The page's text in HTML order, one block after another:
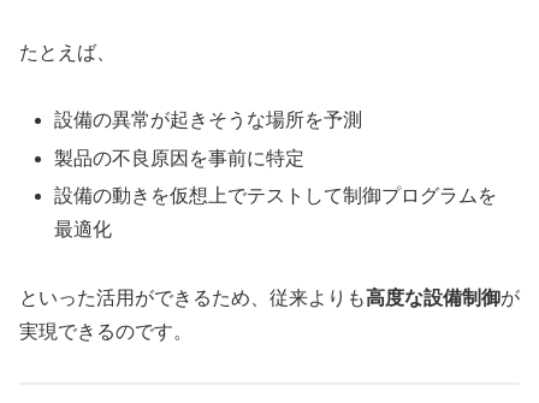
たとえば、
設備の異常が起きそうな場所を予測
製品の不良原因を事前に特定
設備の動きを仮想上でテストして制御プログラムを
最適化
といった活用ができるため、従来よりも高度な設備制御が
実現できるのです。